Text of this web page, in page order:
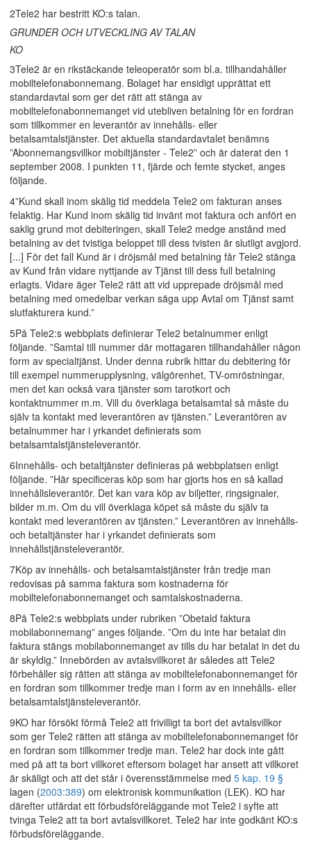
2Tele2 har bestritt KO:s talan.
GRUNDER OCH UTVECKLING AV TALAN
KO
3Tele2 är en rikstäckande teleoperatör som bl.a. tillhandahåller
mobiltelefonabonnemang. Bolaget har ensidigt upprättat ett
standardavtal som ger det rätt att stänga av
mobiltelefonabonnemanget vid utebliven betalning för en fordran
som tillkommer en leverantör av innehålls- eller
betalsamtalstjänster. Det aktuella standardavtalet benämns
”Abonnemangsvillkor mobiltjänster - Tele2” och är daterat den 1
september 2008. I punkten 11, fjärde och femte stycket, anges
följande.
4”Kund skall inom skälig tid meddela Tele2 om fakturan anses
felaktig. Har Kund inom skälig tid invänt mot faktura och anfört en
saklig grund mot debiteringen, skall Tele2 medge anstånd med
betalning av det tvistiga beloppet till dess tvisten är slutligt avgjord.
[...] För det fall Kund är i dröjsmål med betalning får Tele2 stänga
av Kund från vidare nyttjande av Tjänst till dess full betalning
erlagts. Vidare äger Tele2 rätt att vid upprepade dröjsmål med
betalning med omedelbar verkan säga upp Avtal om Tjänst samt
slutfakturera kund.”
5På Tele2:s webbplats definierar Tele2 betalnummer enligt
följande. ”Samtal till nummer där mottagaren tillhandahåller någon
form av specialtjänst. Under denna rubrik hittar du debitering för
till exempel nummerupplysning, välgörenhet, TV-omröstningar,
men det kan också vara tjänster som tarotkort och
kontaktnummer m.m. Vill du överklaga betalsamtal så måste du
själv ta kontakt med leverantören av tjänsten.” Leverantören av
betalnummer har i yrkandet definierats som
betalsamtalstjänsteleverantör.
6Innehålls- och betaltjänster definieras på webbplatsen enligt
följande. ”Här specificeras köp som har gjorts hos en så kallad
innehållsleverantör. Det kan vara köp av biljetter, ringsignaler,
bilder m.m. Om du vill överklaga köpet så måste du själv ta
kontakt med leverantören av tjänsten.” Leverantören av innehålls-
och betaltjänster har i yrkandet definierats som
innehållstjänsteleverantör.
7Köp av innehålls- och betalsamtalstjänster från tredje man
redovisas på samma faktura som kostnaderna för
mobiltelefonabonnemanget och samtalskostnaderna.
8På Tele2:s webbplats under rubriken ”Obetald faktura
mobilabonnemang” anges följande. ”Om du inte har betalat din
faktura stängs mobilabonnemanget av tills du har betalat in det du
är skyldig.” Innebörden av avtalsvillkoret är således att Tele2
förbehåller sig rätten att stänga av mobiltelefonabonnemanget för
en fordran som tillkommer tredje man i form av en innehålls- eller
betalsamtalstjänsteleverantör.
9KO har försökt förmå Tele2 att frivilligt ta bort det avtalsvillkor
som ger Tele2 rätten att stänga av mobiltelefonabonnemanget för
en fordran som tillkommer tredje man. Tele2 har dock inte gått
med på att ta bort villkoret eftersom bolaget har ansett att villkoret
är skäligt och att det står i överensstämmelse med 5 kap. 19 §
lagen (2003:389) om elektronisk kommunikation (LEK). KO har
därefter utfärdat ett förbudsföreläggande mot Tele2 i syfte att
tvinga Tele2 att ta bort avtalsvillkoret. Tele2 har inte godkänt KO:s
förbudsföreläggande.